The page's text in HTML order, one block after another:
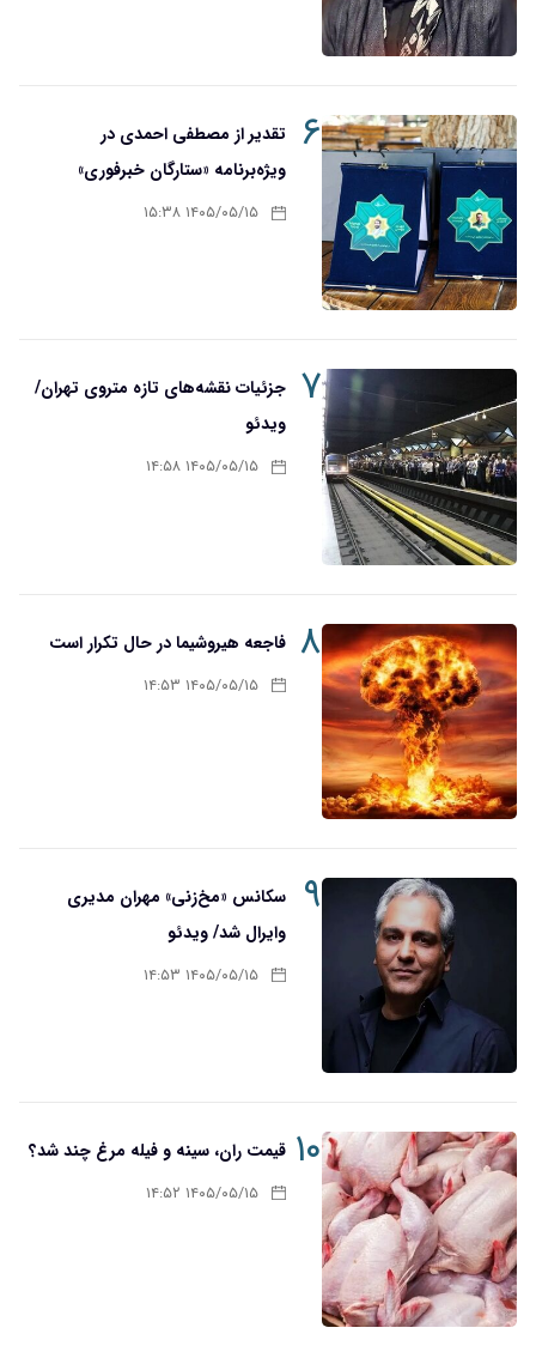
۶
تقدیر از مصطفی احمدی در
ویژه‌برنامه «ستارگان خبرفوری»
۱۴۰۵/۰۵/۱۵ ۱۵:۳۸
۷ جزئیات نقشه‌های تازه متروی تهران/
ویدئو
۱۴۰۵/۰۵/۱۵ ۱۴:۵۸
۸ فاجعه هیروشیما در حال تکرار است
۱۴۰۵/۰۵/۱۵ ۱۴:۵۳
۹
سکانس «مخ‌زنی» مهران مدیری
وایرال شد/ ویدئو
۱۴۰۵/۰۵/۱۵ ۱۴:۵۳
۱۰ قیمت ران، سینه و فیله مرغ چند شد؟
۱۴۰۵/۰۵/۱۵ ۱۴:۵۲